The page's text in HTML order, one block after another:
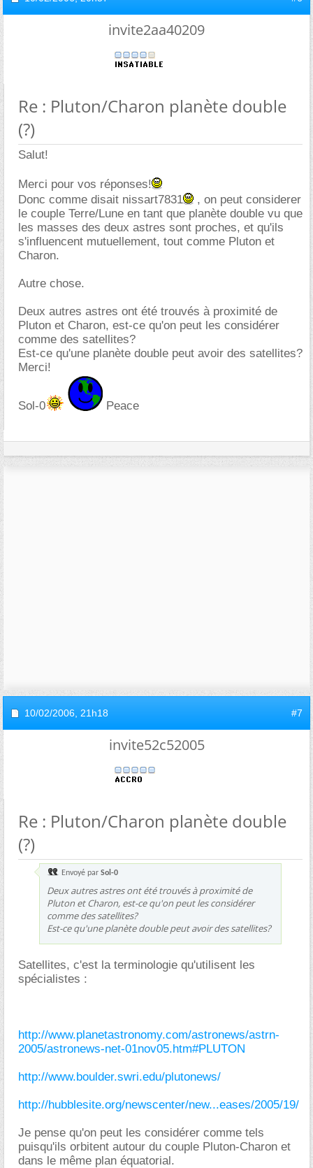
invite2aa40209
Re : Pluton/Charon planète double
(?)
Salut!
Merci pour vos réponses!
Donc comme disait nissart7831
, on peut considerer
le couple Terre/Lune en tant que planète double vu que
les masses des deux astres sont proches, et qu'ils
s'influencent mutuellement, tout comme Pluton et
Charon.
Autre chose.
Deux autres astres ont été trouvés à proximité de
Pluton et Charon, est-ce qu'on peut les considérer
comme des satellites?
Est-ce qu'une planète double peut avoir des satellites?
Merci!
Sol-0 Peace
10/02/2006, 21h18 #7
invite52c52005
Re : Pluton/Charon planète double
(?)
Envoyé par Sol-0
Deux autres astres ont été trouvés à proximité de
Pluton et Charon, est-ce qu'on peut les considérer
comme des satellites?
Est-ce qu'une planète double peut avoir des satellites?
Satellites, c'est la terminologie qu'utilisent les
spécialistes :
http://www.planetastronomy.com/astronews/astrn-
2005/astronews-net-01nov05.htm#PLUTON
http://www.boulder.swri.edu/plutonews/
http://hubblesite.org/newscenter/new...eases/2005/19/
Je pense qu'on peut les considérer comme tels
puisqu'ils orbitent autour du couple Pluton-Charon et
dans le même plan équatorial.